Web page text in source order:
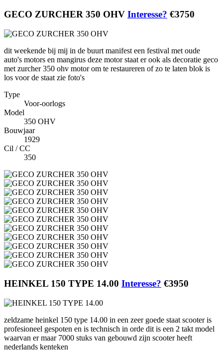
GECO ZURCHER 350 OHV Interesse? €3750
dit weekende bij mij in de buurt manifest een festival met oude
auto's motors en mangirus deze motor staat er ook als decoratie geco
met zurcher 350 ohv motor om te restaureren of zo te laten blok is
los voor de staat zie foto's
Type
Voor-oorlogs
Model
350 OHV
Bouwjaar
1929
Cil / CC
350
HEINKEL 150 TYPE 14.00 Interesse? €3950
zeldzame heinkel 150 type 14.00 in een zeer goede staat scooter is
profesioneel gespoten en is technisch in orde dit is een 2 takt model
waarvan er maar 7000 stuks van gebouwd zijn scooter heeft
nederlands kenteken